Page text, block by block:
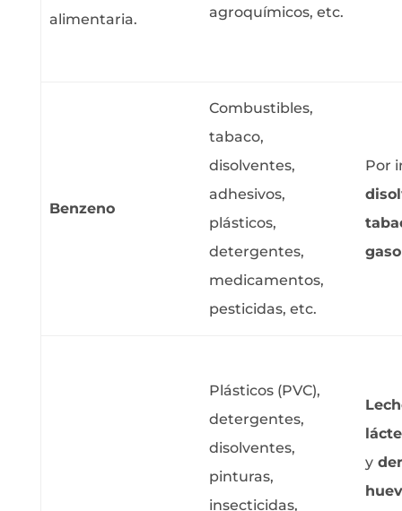
alimentaria.
agroquímicos, etc.
Benzeno
Combustibles,
tabaco,
disolventes,
adhesivos,
plásticos,
detergentes,
medicamentos,
pesticidas, etc.
Por
Plásticos (PVC),
detergentes,
disolventes,
pinturas,
insecticidas,
y